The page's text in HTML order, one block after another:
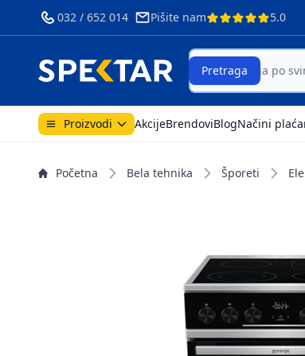
032 / 652 014 Pišite nam 5.0
Search
Pretraga
Proizvodi AkcijeBrendoviBlogNačini
Početna Bela tehnika Šporeti